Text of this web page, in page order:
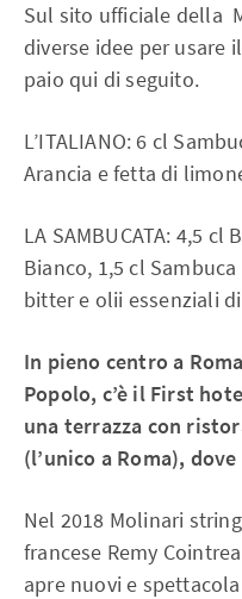
Sul sito ufficiale della
diverse idee per usare
paio qui di seguito.
L’ITALIANO: 6 cl
Arancia e fetta di
LA SAMBUCATA: 4,5
Bianco, 1,5 cl
bitter e olii essenziali
In pieno centro a
Popolo, c’è il First
una terrazza con
(l’unico a Roma),
Nel 2018 Molinari
francese Remy
apre nuovi e